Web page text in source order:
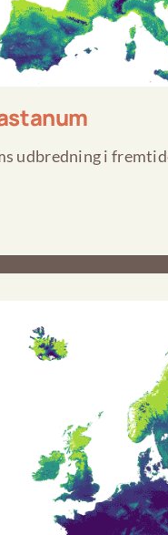
udbredning i